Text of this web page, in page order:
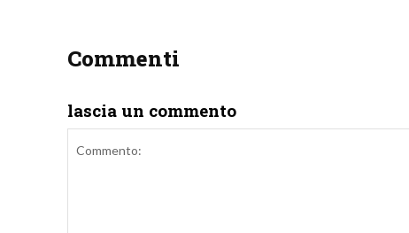
Commenti
lascia un commento